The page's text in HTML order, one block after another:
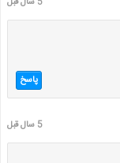
پاسخ
5 سال قبل